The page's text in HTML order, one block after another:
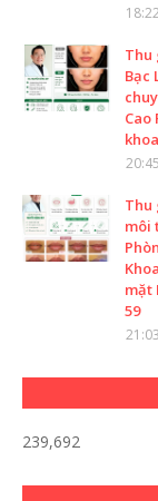
18:22
Thu
Bạc
Cao
20:45
Thu
môi
mặt
59
21:03
239,692